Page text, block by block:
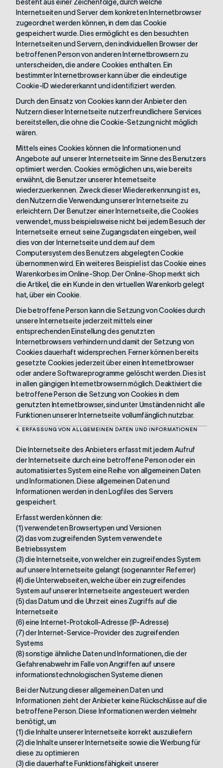
besteht aus einer Zeichenfolge, durch welche
Internetseiten und Server dem konkreten Internetbrowser
zugeordnet werden können, in dem das Cookie
gespeichert wurde. Dies ermöglicht es den besuchten
Internetseiten und Servern, den individuellen Browser der
betroffenen Person von anderen Internetbrowsern zu
unterscheiden, die andere Cookies enthalten. Ein
bestimmter Internetbrowser kann über die eindeutige
Cookie-ID wiedererkannt und identifiziert werden.
Durch den Einsatz von Cookies kann der Anbieter den
Nutzern dieser Internetseite nutzerfreundlichere Services
bereitstellen, die ohne die Cookie-Setzung nicht möglich
wären.
Mittels eines Cookies können die Informationen und
Angebote auf unserer Internetseite im Sinne des Benutzers
optimiert werden. Cookies ermöglichen uns, wie bereits
erwähnt, die Benutzer unserer Internetseite
wiederzuerkennen. Zweck dieser Wiedererkennung ist es,
den Nutzern die Verwendung unserer Internetseite zu
erleichtern. Der Benutzer einer Internetseite, die Cookies
verwendet, muss beispielsweise nicht bei jedem Besuch der
Internetseite erneut seine Zugangsdaten eingeben, weil
dies von der Internetseite und dem auf dem
Computersystem des Benutzers abgelegten Cookie
übernommen wird. Ein weiteres Beispiel ist das Cookie eines
Warenkorbes im Online-Shop. Der Online-Shop merkt sich
die Artikel, die ein Kunde in den virtuellen Warenkorb gelegt
hat, über ein Cookie.
Die betroffene Person kann die Setzung von Cookies durch
unsere Internetseite jederzeit mittels einer
entsprechenden Einstellung des genutzten
Internetbrowsers verhindern und damit der Setzung von
Cookies dauerhaft widersprechen. Ferner können bereits
gesetzte Cookies jederzeit über einen Internetbrowser
oder andere Softwareprogramme gelöscht werden. Dies ist
in allen gängigen Internetbrowsern möglich. Deaktiviert die
betroffene Person die Setzung von Cookies in dem
genutzten Internetbrowser, sind unter Umständen nicht alle
Funktionen unserer Internetseite vollumfänglich nutzbar.
4. ERFASSUNG VON ALLGEMEINEN DATEN UND INFORMATIONEN
Die Internetseite des Anbieters erfasst mit jedem Aufruf
der Internetseite durch eine betroffene Person oder ein
automatisiertes System eine Reihe von allgemeinen Daten
und Informationen. Diese allgemeinen Daten und
Informationen werden in den Logfiles des Servers
gespeichert.
Erfasst werden können die:
(1) verwendeten Browsertypen und Versionen
(2) das vom zugreifenden System verwendete
Betriebssystem
(3) die Internetseite, von welcher ein zugreifendes System
auf unsere Internetseite gelangt (sogenannter Referrer)
(4) die Unterwebseiten, welche über ein zugreifendes
System auf unserer Internetseite angesteuert werden
(5) das Datum und die Uhrzeit eines Zugriffs auf die
Internetseite
(6) eine Internet-Protokoll-Adresse (IP-Adresse)
(7) der Internet-Service-Provider des zugreifenden
Systems
(8) sonstige ähnliche Daten und Informationen, die der
Gefahrenabwehr im Falle von Angriffen auf unsere
informationstechnologischen Systeme dienen
Bei der Nutzung dieser allgemeinen Daten und
Informationen zieht der Anbieter keine Rückschlüsse auf die
betroffene Person. Diese Informationen werden vielmehr
benötigt, um
(1) die Inhalte unserer Internetseite korrekt auszuliefern
(2) die Inhalte unserer Internetseite sowie die Werbung für
diese zu optimieren
(3) die dauerhafte Funktionsfähigkeit unserer